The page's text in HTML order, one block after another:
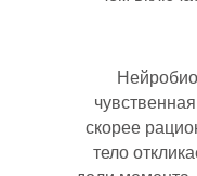
скорее
тело